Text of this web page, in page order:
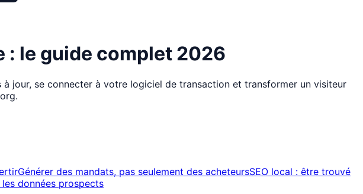
: le guide complet 2026
jour, se connecter à votre logiciel de transaction et transformer un visiteur
Générer des mandats, pas seulement des acheteursSEO local : être trouvé
données prospects